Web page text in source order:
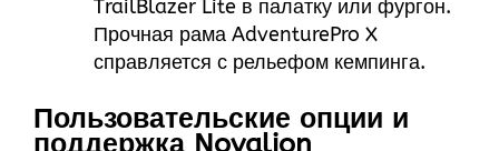
TrailBlazer Lite в палатку или фургон.
Прочная рама AdventurePro X
справляется с рельефом кемпинга.
Пользовательские опции и
поддержка Novalion